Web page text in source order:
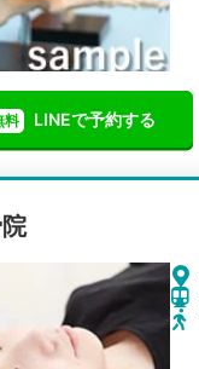
料 LINEで予約する